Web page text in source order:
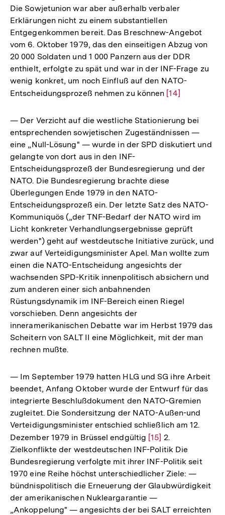
Die Sowjetunion war aber außerhalb verbaler
Erklärungen nicht zu einem substantiellen
Entgegenkommen bereit. Das Breschnew-Angebot
vom 6. Oktober 1979, das den einseitigen Abzug von
20 000 Soldaten und 1 000 Panzern aus der DDR
enthielt, erfolgte zu spät und war in der INF-Frage zu
wenig konkret, um noch Einfluß auf den NATO-
Entscheidungsprozeß nehmen zu können Zur
der
Fußnote
[14]
— Der Verzicht auf die westliche Stationierung bei
entsprechenden sowjetischen Zugeständnissen —
eine „Null-Lösung" — wurde in der SPD diskutiert und
gelangte von dort aus in den INF-
Entscheidungsprozeß der Bundesregierung und der
NATO. Die Bundesregierung brachte diese
Überlegungen Ende 1979 in den NATO-
Entscheidungsprozeß ein. Der letzte Satz des NATO-
Kommuniquös („der TNF-Bedarf der NATO wird im
Licht konkreter Verhandlungsergebnisse geprüft
werden") geht auf westdeutsche Initiative zurück, und
zwar auf Verteidigungsminister Apel. Man wollte zum
einen die NATO-Entscheidung angesichts der
wachsenden SPD-Kritik innenpolitisch absichern und
zum anderen einer sich anbahnenden
Rüstungsdynamik im INF-Bereich einen Riegel
vorschieben. Denn angesichts der
inneramerikanischen Debatte war im Herbst 1979 das
Scheitern von SALT II eine Möglichkeit, mit der man
rechnen mußte.
— Im September 1979 hatten HLG und SG ihre Arbeit
beendet, Anfang Oktober wurde der Entwurf für das
integrierte Beschlußdokument den NATO-Gremien
zugleitet. Die Sondersitzung der NATO-Außen-und
Verteidigungsminister entschied schließlich am 12.
Dezember 1979 in Brüssel endgültig Zur
Auflösung
der
Fußnote
[15] 2.
Zielkonflikte der westdeutschen INF-Politik Die
Bundesregierung verfolgte mit ihrer INF-Politik seit
1970 eine Reihe höchst unterschiedlicher Ziele: —
bündnispolitisch die Erneuerung der Glaubwürdigkeit
der amerikanischen Nukleargarantie —
„Ankoppelung" — angesichts der bei SALT erreichten